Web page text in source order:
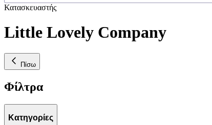
Κατασκευαστής
Little Lovely Company
Πίσω
Φίλτρα
Κατηγορίες